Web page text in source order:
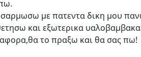
με πατεντα δικη μου
και εξωτερικα
το πραξω και θα σας πω!